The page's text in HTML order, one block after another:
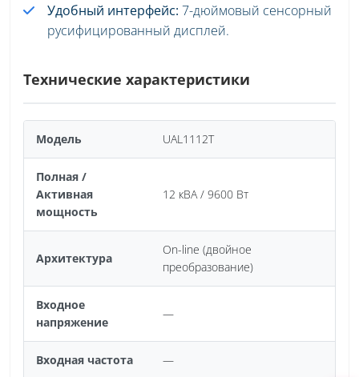
Удобный интерфейс: 7-дюймовый сенсорный
русифицированный дисплей.
Технические характеристики
Модель UAL1112T
Полная /
Активная
мощность
12 кВА / 9600 Вт
Архитектура
On-line (двойное
преобразование)
Входное
напряжение
—
Входная частота —